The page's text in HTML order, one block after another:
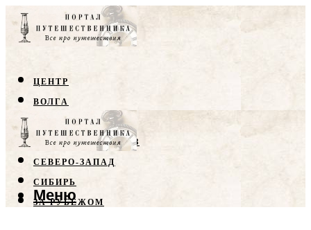
ЦЕНТР
ВОЛГА
КРЫМ
СЕВЕРНЫЙ КАВКАЗ
СЕВЕРО-ЗАПАД
СИБИРЬ
ЗА РУБЕЖОМ
Меню